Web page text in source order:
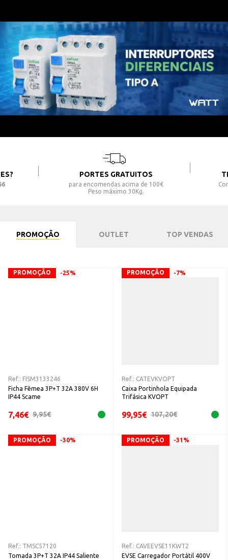
PORTES GRATUITOS
para encomendas acima de 100€
Peso máximo 30Kg.
PROMOÇÃO OUTLET TOP VENDAS
PROMOÇÃO -25%
Ref.: FISM3133246
Ficha Fêmea 3P+T 32A 380V 6H
IP44 Scame
7,46€ 9,95€
PROMOÇÃO -30%
Ref.: TMSC57120
Tomada 3P+T 32A IP44 Saliente
PROMOÇÃO -7%
Ref.: CATEVKVOPT
Caixa Portinhola Equipada
Trifásica KVOPT
99,95€ 107,20€
PROMOÇÃO -31%
Ref.: CAVEEVSE11KWT2
EVSE Carregador Portátil 400V